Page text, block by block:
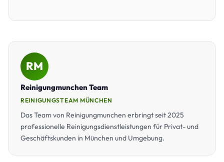
RM
Reinigungmunchen Team
REINIGUNGSTEAM MÜNCHEN
Das Team von Reinigungmunchen erbringt seit 2025
professionelle Reinigungsdienstleistungen für Privat- und
Geschäftskunden in München und Umgebung.